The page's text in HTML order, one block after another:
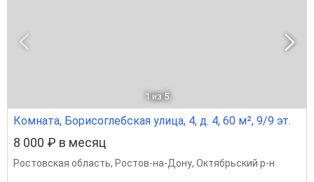
1 из 5
Комната, Борисоглебская улица, 4, д. 4, 60 м², 9/9 эт.
8 000 ₽ в месяц
Ростовская область, Ростов-на-Дону, Октябрьский р-н